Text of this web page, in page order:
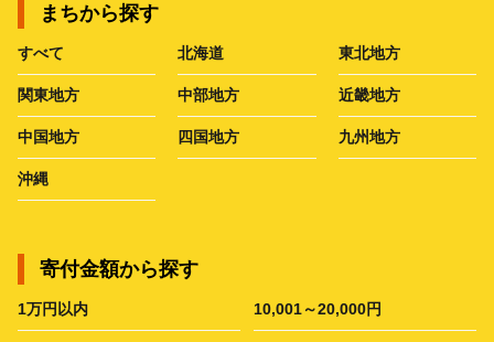
まちから探す
すべて 北海道 東北地方
関東地方 中部地方 近畿地方
中国地方 四国地方 九州地方
沖縄
寄付金額から探す
1万円以内 10,001～20,000円